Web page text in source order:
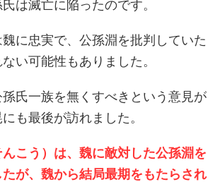
は滅亡に陥ったのです。
に忠実で、公孫淵を批判していた
い可能性もありました。
氏一族を無くすべきという意見が
も最後が訪れました。
こう）は、魏に敵対した公孫淵を
が、魏から結局最期をもたらされ